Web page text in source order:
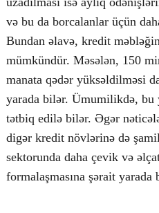
və bu da borcalanlar üçün
Bundan əlavə, kredit
mümkündür. Məsələn, 150
manata qədər yüksəldilməsi
yarada bilər. Ümumilikdə,
tətbiq edilə bilər. Əgər
digər kredit növlərinə də
sektorunda daha çevik və
formalaşmasına şərait yarada